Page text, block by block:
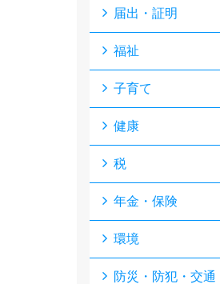
届出・証明
福祉
子育て
健康
税
年金・保険
環境
防災・防犯・交通